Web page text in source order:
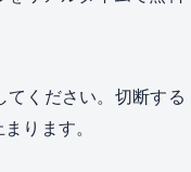
ください。切断する
ります。